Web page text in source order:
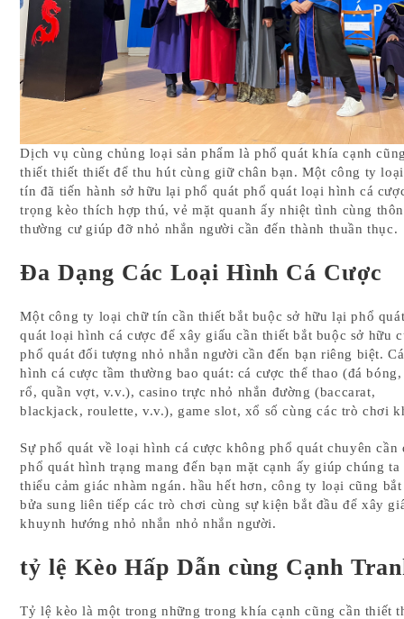
Dịch vụ cùng chủng loại sản phẩm là phổ quát khía cạnh
thiết thiết thiết để thu hút cùng giữ chân bạn. Một công ty
tín đã tiến hành sở hữu lại phổ quát phổ quát loại hình cá
trọng kèo thích hợp thú, vẻ mặt quanh ấy nhiệt tình cùng
thường cư giúp đỡ nhỏ nhắn người cần đến thành thuần thục.
Đa Dạng Các Loại Hình Cá Cược
Một công ty loại chữ tín cần thiết bắt buộc sở hữu lại phổ
quát loại hình cá cược để xây giấu cần thiết bắt buộc sở hữu
phổ quát đối tượng nhỏ nhắn người cần đến bạn riêng biệt.
hình cá cược tầm thường bao quát: cá cược thể thao (đá
rổ, quần vợt, v.v.), casino trực nhỏ nhắn đường (baccarat,
blackjack, roulette, v.v.), game slot, xổ số cùng các trò chơi
Sự phổ quát về loại hình cá cược không phổ quát chuyên cần
phổ quát hình trạng mang đến bạn mặt cạnh ấy giúp chúng ta
thiểu cảm giác nhàm ngán. hầu hết hơn, công ty loại cũng
bửa sung liên tiếp các trò chơi cùng sự kiện bắt đầu để xây
khuynh hướng nhỏ nhắn nhỏ nhắn người.
tỷ lệ Kèo Hấp Dẫn cùng Cạnh
Tỷ lệ kèo là một trong những trong khía cạnh cũng cần thiết